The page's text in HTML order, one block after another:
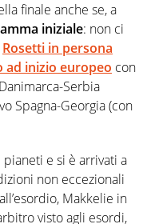
finale anche se, a
iniziale: non ci
Rosetti in persona
ad inizio europeo con
Serbia
Spagna-Georgia (con
e si è arrivati a
non eccezionali
Makkelie in
visto agli esordi,